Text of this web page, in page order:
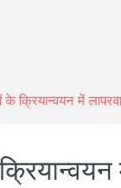
क्रियान्वयन में